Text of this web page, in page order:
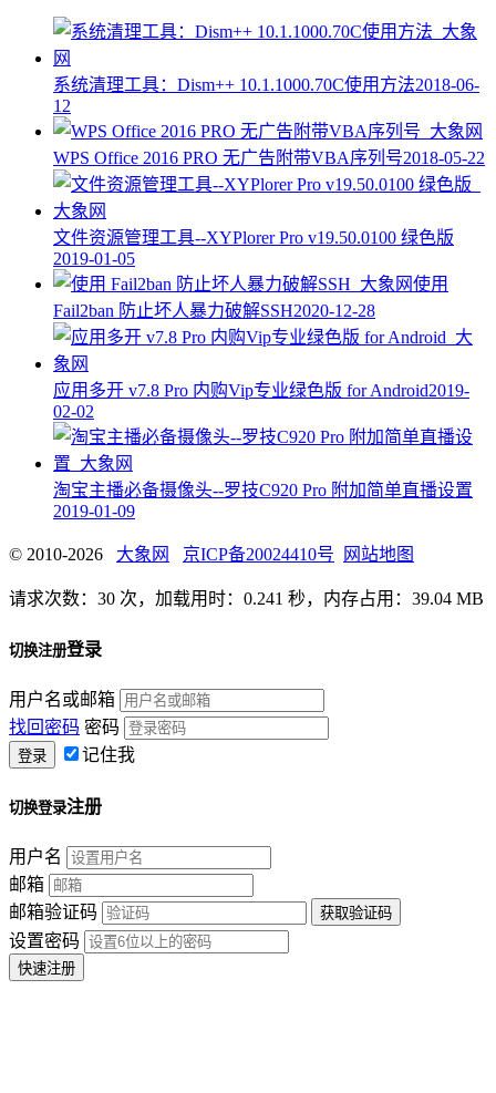
系统清理工具：Dism++ 10.1.1000.70C使用方法2018-06-
12
WPS Office 2016 PRO 无广告附带VBA序列号2018-05-22
文件资源管理工具--XYPlorer Pro v19.50.0100 绿色版
2019-01-05
使用
Fail2ban 防止坏人暴力破解SSH2020-12-28
应用多开 v7.8 Pro 内购Vip专业绿色版 for Android2019-
02-02
淘宝主播必备摄像头--罗技C920 Pro 附加简单直播设置
2019-01-09
© 2010-2026 大象网 京ICP备20024410号 网站地图
请求次数：30 次，加载用时：0.241 秒，内存占用：39.04 MB
切换注册登录
用户名或邮箱
找回密码 密码
记住我
切换登录注册
用户名
邮箱
邮箱验证码
设置密码